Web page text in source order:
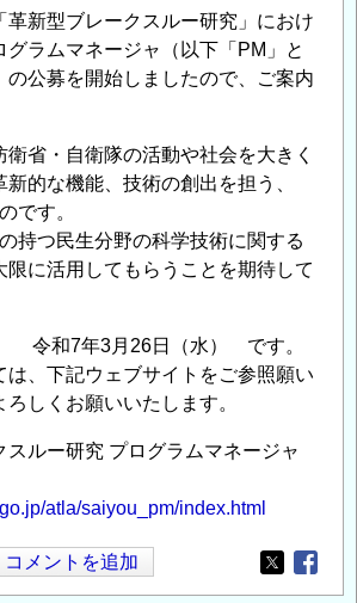
革新型ブレークスルー研究」におけ
グラムマネージャ（以下「PM」と
の公募を開始しましたので、ご案内
省・自衛隊の活動や社会を大きく
的な機能、技術の創出を担う、
です。
持つ民生分野の科学技術に関する
限に活用してもらうことを期待して
令和7年3月26日（水） です。
は、下記ウェブサイトをご参照願い
しくお願いいたします。
ルー研究 プログラムマネージャ
atla/saiyou_pm/index.html
コメントを追加
Opens in